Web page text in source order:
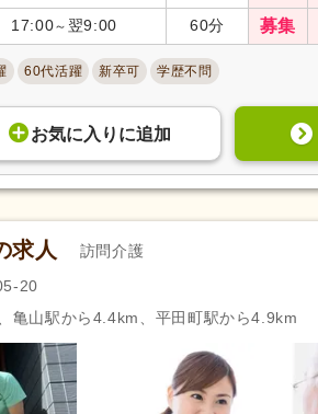
17:00～ 翌9:00 60分 募集
60代活躍 新卒可 学歴不問
お気に入り に追加
求人 訪問介護
20
亀山駅から4.4km、平田町駅から4.9km